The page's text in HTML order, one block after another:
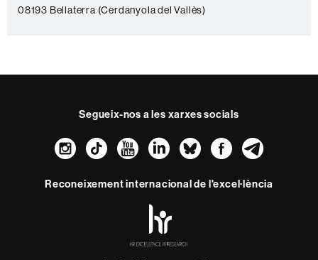
e
08193 Bellaterra (Cerdanyola del Vallès)
Segueix-nos a les xarxes socials
Instagram
TikTokYouTube
LinkedIn
Bluesky
Reconeixement internacional de l'excel·lència